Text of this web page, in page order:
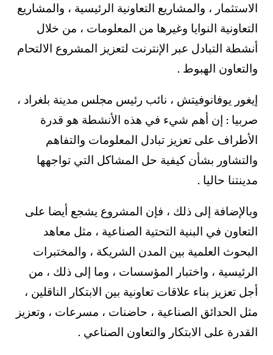
الاستثمار ، والمشاريع التعاونية الرئيسية ، والمشاريع
التعاونية النوايا وغيرها من المعلومات ، من خلال
أنشطة التبادل عبر الإنترنت لتعزيز المشروع الالتحام
والتعاون الهبوط .
إيغور يوفانوفيتش ، نائب رئيس مجلس مدينة بلغراد ،
صربيا : إن أهم شيء في هذه الأنشطة هو قدرة
الأطراف على تعزيز تبادل المعلومات والتفاهم
والتشاور بشأن كيفية حل المشاكل التي تواجهها
مدينتنا حاليا .
وبالإضافة إلى ذلك ، فإن المشروع يشجع أيضا على
التعاون في البنية التحتية الصناعية ، مثل معاهد
البحوث العلمية بين المدن الشريكة ، والمختبرات
الرئيسية ، واختبار المؤسسات ، وما إلى ذلك ، من
أجل تعزيز بناء علاقات تعاونية بين الابتكار الناقلين ،
مثل الحدائق الصناعية ، حاضنات ، مسرعات ، وتعزيز
القدرة على الابتكار والتعاون الصناعي .